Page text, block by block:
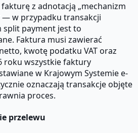
z adnotacją „mechanizm
— w przypadku transakcji
payment jest to
Faktura musi zawierać
kwotę podatku VAT oraz
roku wszystkie faktury
w Krajowym Systemie e-
oznaczają transakcje objęte
proces.
przelewu